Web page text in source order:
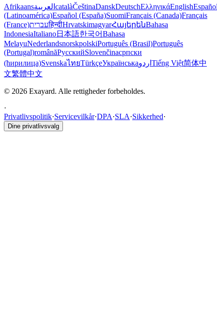
Afrikaansالعربية catalàČeštinaDanskDeutschΕλληνικάEnglish
(Latinoamérica)Español (España)SuomiFrançais (Canada)Français
(France)עבריתहिन्दीHrvatskimagyarՀայերենBahasa
IndonesiaItaliano日本語한국어Bahasa
MelayuNederlandsnorskpolskiPortuguês (Brasil)Português
(Portugal)românăРусскийSlovenčinaсрпски
(ћирилица)SvenskaไทยTürkçeУкраїнськаاردو Tiếng Việt简体中
文繁體中文
© 2026 Exayard. Alle rettigheder forbeholdes.
·
Privatlivspolitik·Servicevilkår·DPA·SLA·Sikkerhed·
Dine privatlivsvalg